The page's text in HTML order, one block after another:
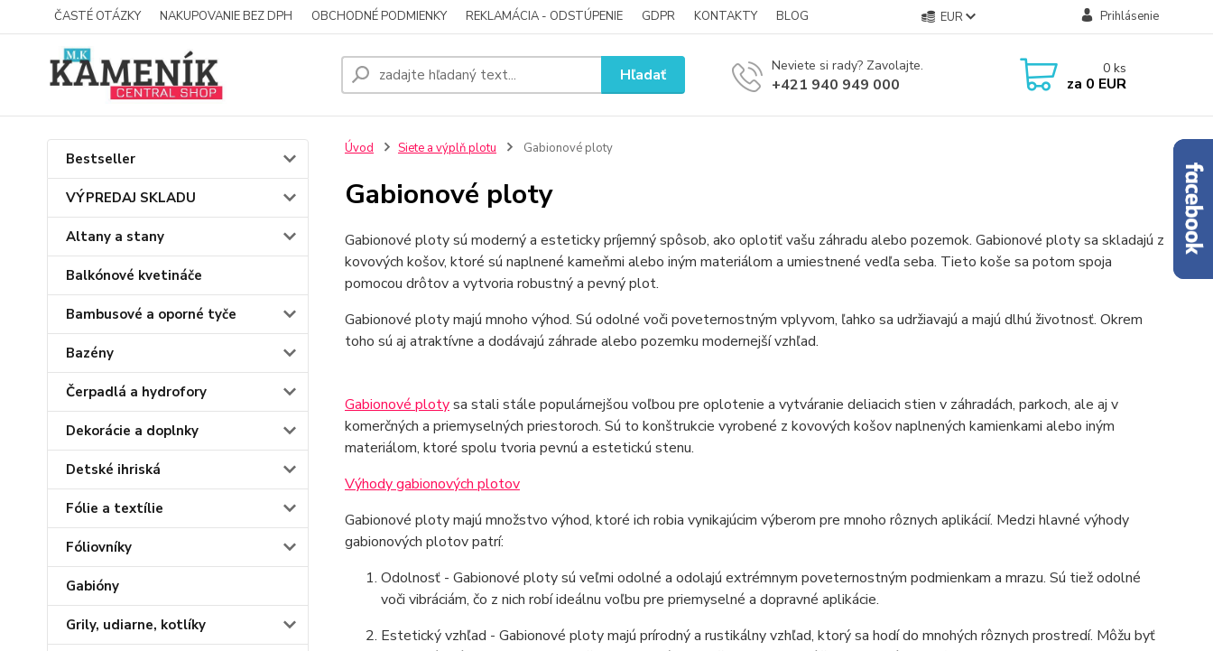
ČASTÉ OTÁZKY NAKUPOVANIE BEZ DPH OBCHODNÉ PODMIENKY REKLAMÁCIA - ODSTÚPENIE GDPR KONTAKTY BLOG EUR Prihlásenie
Hľadať Neviete si rady? Zavolajte.
+421 940 949 000
0 ks
za 0 EUR
Bestseller
VÝPREDAJ SKLADU
Altany a stany
Balkónové kvetináče
Bambusové a oporné tyče
Bazény
Čerpadlá a hydrofory
Dekorácie a doplnky
Detské ihriská
Fólie a textílie
Fóliovníky
Gabióny
Grily, udiarne, kotlíky
Úvod Siete a výplň plotu Gabionové ploty
Gabionové ploty
Gabionové ploty sú moderný a esteticky príjemný spôsob, ako oplotiť vašu záhradu alebo pozemok. Gabionové ploty sa skladajú z
kovových košov, ktoré sú naplnené kameňmi alebo iným materiálom a umiestnené vedľa seba. Tieto koše sa potom spoja
pomocou drôtov a vytvoria robustný a pevný plot.
Gabionové ploty majú mnoho výhod. Sú odolné voči poveternostným vplyvom, ľahko sa udržiavajú a majú dlhú životnosť. Okrem
toho sú aj atraktívne a dodávajú záhrade alebo pozemku modernejší vzhľad.
Gabionové plotysa stali stále populárnejšou voľbou pre oplotenie a vytváranie deliacich stien v záhradách, parkoch, ale aj v
komerčných a priemyselných priestoroch. Sú to konštrukcie vyrobené z kovových košov naplnených kamienkami alebo iným
materiálom, ktoré spolu tvoria pevnú a estetickú stenu.
Výhody gabionových plotov
Gabionové ploty majú množstvo výhod, ktoré ich robia vynikajúcim výberom pre mnoho rôznych aplikácií. Medzi hlavné výhody
gabionových plotov patrí:
Odolnosť - Gabionové ploty sú veľmi odolné a odolajú extrémnym poveternostným podmienkam a mrazu. Sú tiež odolné
voči vibráciám, čo z nich robí ideálnu voľbu pre priemyselné a dopravné aplikácie.
Estetický vzhľad - Gabionové ploty majú prírodný a rustikálny vzhľad, ktorý sa hodí do mnohých rôznych prostredí. Môžu byť